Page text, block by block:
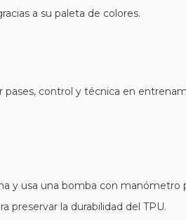
a su paleta de colores.
control y técnica en
y usa una bomba con manómetro
preservar la durabilidad del TPU.